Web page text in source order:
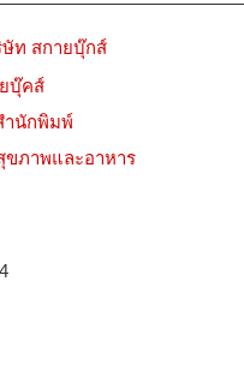
ษัท สกายบุ๊กส์
บุ๊คส์
ำนักพิมพ์
ขภาพและอาหาร